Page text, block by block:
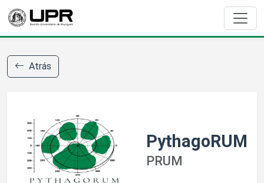
Atrás
PythagoRUM
PRUM